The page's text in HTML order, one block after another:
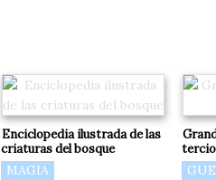
Enciclopedia ilustrada de las
criaturas del bosque
MAGIA